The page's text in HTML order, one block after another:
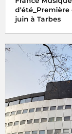
juin à Tarbes